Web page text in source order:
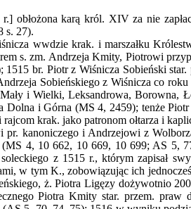
karą król. XIV za nie
s. 27).
wwdzie krak. i marszałku
s. zm. Andrzeja Kmity, Piotrowi
br. Piotr z Wiśnicza Sobieński star.
Sobieńskiego z Wiśnicza co
i Wielki, Leksandrowa, Borowna,
i Górna (MS 4, 2459); tenże Piotr
krak. jako patronom ołtarza i
pr. kanoniczego i Andrzejowi z
4, 10 662, 10 669, 10 699; AS 5,
z 1515 r., którym zapisał
w tym K., zobowiązując ich
ż. Piotra Ligęzy dożywotnio
Piotra Kmity star. przem. praw